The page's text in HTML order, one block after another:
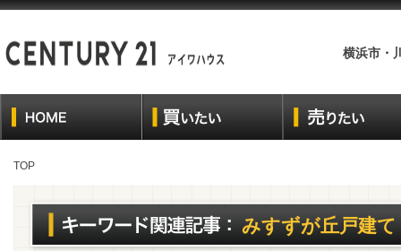
横浜市・
TOP
みすずが丘戸建て